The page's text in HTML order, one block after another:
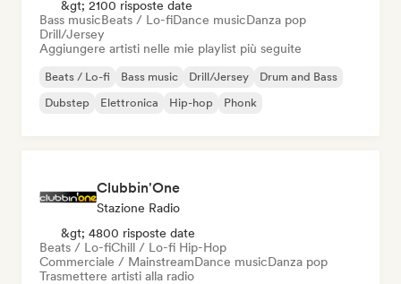
&gt; 2100 risposte date
Bass musicBeats / Lo-fiDance musicDanza pop
Drill/Jersey
Aggiungere artisti nelle mie playlist più seguite
Beats / Lo-fi Bass music Drill/Jersey
Drum and Bass
Dubstep
Elettronica Hip-hop Phonk
Clubbin'One
Stazione Radio
&gt; 4800 risposte date
Beats / Lo-fiChill / Lo-fi Hip-Hop
Commerciale / MainstreamDance musicDanza pop
Trasmettere artisti alla radio